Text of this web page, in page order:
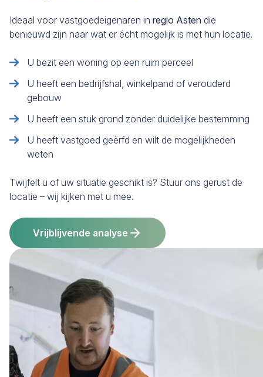
Ideaal voor vastgoedeigenaren in regio Asten die
benieuwd zijn naar wat er écht mogelijk is met hun locatie.
U bezit een woning op een ruim perceel
U heeft een bedrijfshal, winkelpand of verouderd
gebouw
U heeft een stuk grond zonder duidelijke bestemming
U heeft vastgoed geërfd en wilt de mogelijkheden
weten
Twijfelt u of uw situatie geschikt is? Stuur ons gerust de
locatie – wij kijken met u mee.
Vrijblijvende analyse